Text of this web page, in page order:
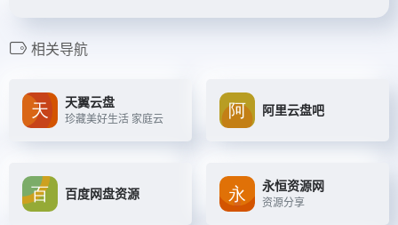
相关导航
天翼云盘
珍藏美好生活 家庭云
阿里云盘吧
百度网盘资源
永恒资源网
资源分享